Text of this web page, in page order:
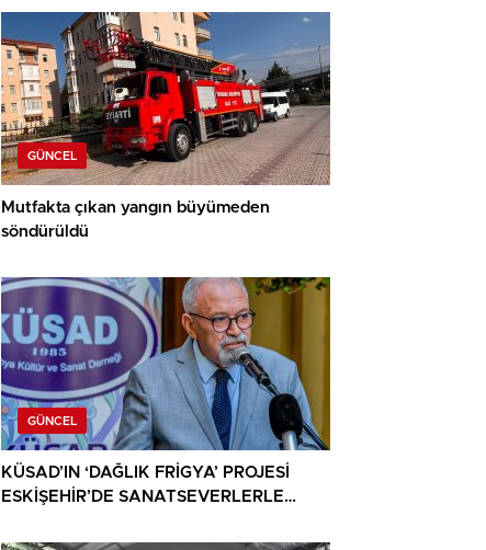
GÜNCEL
Mutfakta çıkan yangın büyümeden
söndürüldü
GÜNCEL
KÜSAD’IN ‘DAĞLIK FRİGYA’ PROJESİ
ESKİŞEHİR’DE SANATSEVERLERLE